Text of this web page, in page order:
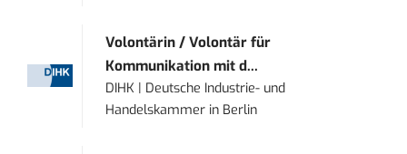
Volontärin / Volontär für
Kommunikation mit d...
DIHK | Deutsche Industrie- und
Handelskammer in Berlin